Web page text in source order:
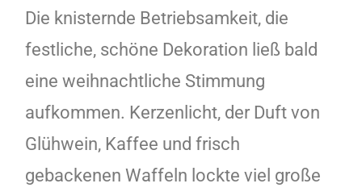
Die knisternde Betriebsamkeit, die
festliche, schöne Dekoration ließ bald
eine weihnachtliche Stimmung
aufkommen. Kerzenlicht, der Duft von
Glühwein, Kaffee und frisch
gebackenen Waffeln lockte viel große